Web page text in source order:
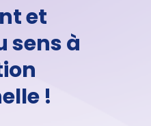
et
sens à
!